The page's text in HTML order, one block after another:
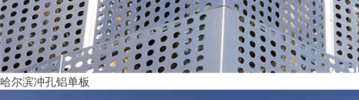
哈尔滨冲孔铝单板